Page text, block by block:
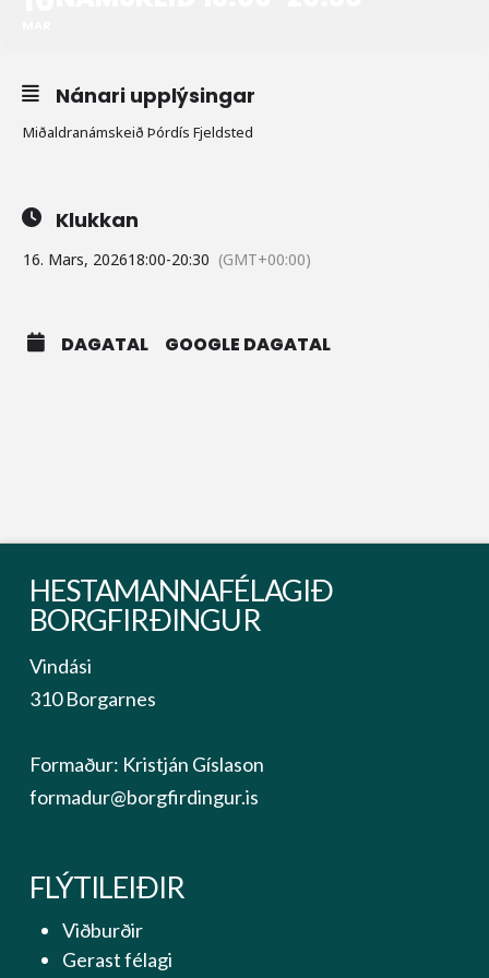
Nánari upplýsingar
Miðaldranámskeið Þórdís Fjeldsted
Klukkan
16. Mars, 202618:00-20:30 (GMT+00:00)
DAGATAL GOOGLE DAGATAL
HESTAMANNAFÉLAGIÐ
BORGFIRÐINGUR
Vindási
310 Borgarnes
Formaður: Kristján Gíslason
formadur@borgfirdingur.is
FLÝTILEIÐIR
Viðburðir
Gerast félagi